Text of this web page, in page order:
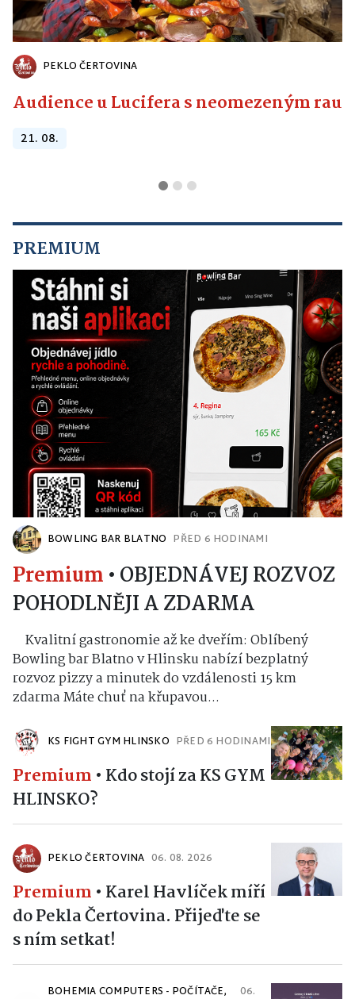
PEKLO ČERTOVINA
Audience u Lucifera s neomezeným
21. 08.
PREMIUM
BOWLING BAR BLATNO PŘED 6 HODINAMI
Premium • OBJEDNÁVEJ ROZVOZ
POHODLNĚJI A ZDARMA
Kvalitní gastronomie až ke dveřím: Oblíbený
Bowling bar Blatno v Hlinsku nabízí bezplatný
rozvoz pizzy a minutek do vzdálenosti 15 km
zdarma Máte chuť na křupavou...
KS FIGHT GYM HLINSKO PŘED 6 HODINAMI
Premium • Kdo stojí za KS GYM
HLINSKO?
PEKLO ČERTOVINA 06. 08. 2026
Premium • Karel Havlíček míří
do Pekla Čertovina. Přijeďte se
s ním setkat!
BOHEMIA COMPUTERS - POČÍTAČE,
06.